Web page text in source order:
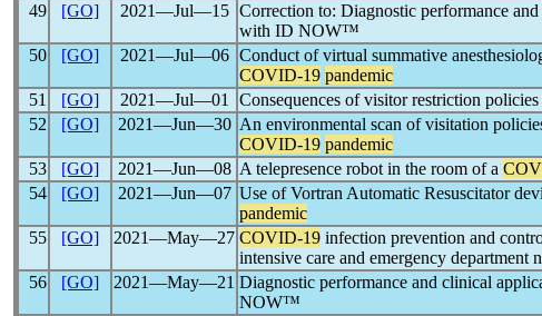
49
[GO] 2021―Jul―15 Correction to: Diagnostic performance
with ID NOW™
50
[GO] 2021―Jul―06 Conduct of virtual summative
COVID-19 pandemic
51 [GO] 2021―Jul―01 Consequences of visitor restriction
52
[GO] 2021―Jun―30 An environmental scan of visitation
COVID-19 pandemic
53
[GO] 2021―Jun―08 A telepresence robot in the room of a
54
[GO] 2021―Jun―07 Use of Vortran Automatic Resuscitator
pandemic
55 [GO] 2021―May―27 COVID-19 infection prevention and
intensive care and emergency department
56
[GO] 2021―May―21 Diagnostic performance and clinical
NOW™